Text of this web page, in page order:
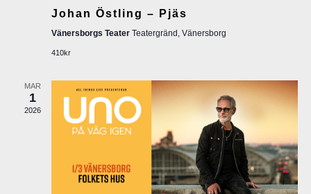
e
a
r
c
a
v
g
e
Johan Östling – Pjäs
Vänersborgs Teater Teatergränd, Vänersborg
410kr
MAR
1
2026